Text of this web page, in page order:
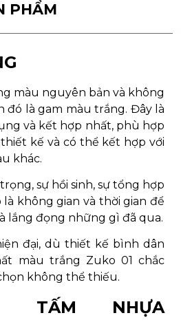
PHẨM
màu nguyên bản và không
đó là gam màu trắng. Đây là
và kết hợp nhất, phù hợp
kế và có thể kết hợp với
khác.
sự hồi sinh, sự tổng hợp
là không gian và thời gian để
lắng đọng những gì đã qua.
đại, dù thiết kế bình dân
màu trắng Zuko 01 chắc
không thể thiếu.
TẤM NHỰA